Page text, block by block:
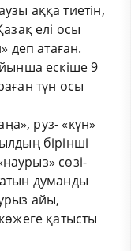
аққа тиетін,
елі осы
деп атаған.
ескіше 9
түн осы
руз- «күн»
бірінші
сөзі-
думанды
айы,
қатысты